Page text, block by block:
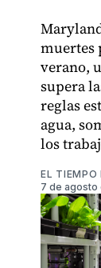
muertes
verano,
supera
reglas
agua,
los
EL TIEMPO
7 de agosto